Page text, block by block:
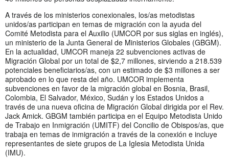
A través de los ministerios conexionales, los/as metodistas
unidos/as participan en temas de migración con la ayuda del
Comité Metodista para el Auxilio (UMCOR por sus siglas en inglés),
un ministerio de la Junta General de Ministerios Globales (GBGM).
En la actualidad, UMCOR maneja 22 subvenciones activas de
Migración Global por un total de $2,7 millones, sirviendo a 218.539
potenciales beneficiarios/as, con un estimado de $3 millones a ser
aprobado en lo que resta del año. UMCOR implementa
subvenciones en favor de la migración global en Bosnia, Brasil,
Colombia, El Salvador, México, Sudán y los Estados Unidos a
través de una nueva oficina de Migración Global dirigida por el Rev.
Jack Amick. GBGM también participa en el Equipo Metodista Unido
de Trabajo en Inmigración (UMITF) del Concilio de Obispos/as, que
trabaja en temas de inmigración a través de la conexión e incluye
representantes de siete grupos de La Iglesia Metodista Unida
(IMU).